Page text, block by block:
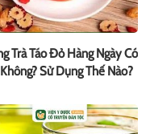
Trà Táo Đỏ Hàng Ngày Có
Sử Dụng Thế Nào?